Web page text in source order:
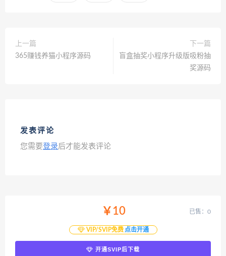
上一篇
365赚钱养猫小程序源码
下一篇
盲盒抽奖小程序升级版吸粉抽
奖源码
发表评论
您需要登录后才能发表评论
￥10
VIP/SVIP免费 点击开通
已售：0
开通SVIP后下载